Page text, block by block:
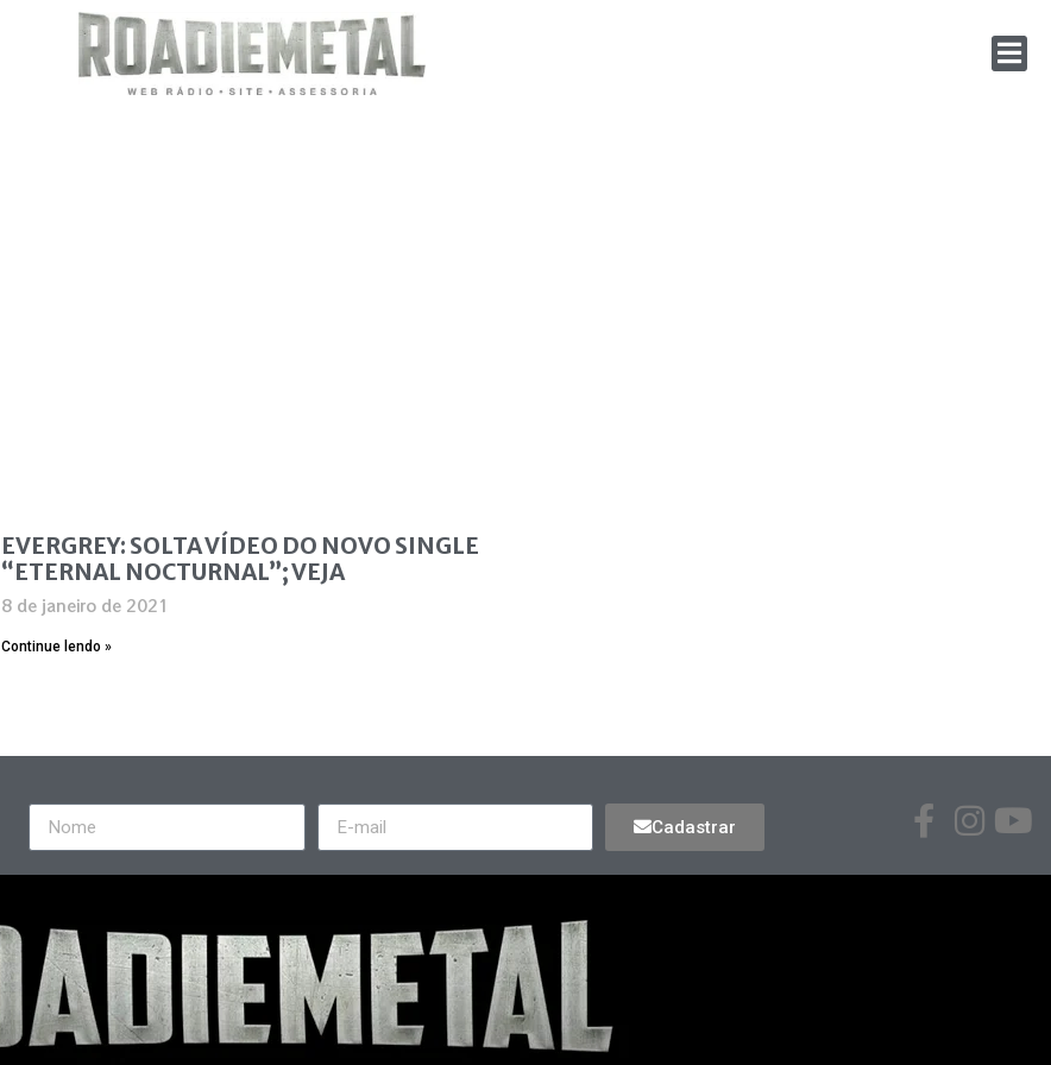
EVERGREY: SOLTA VÍDEO DO NOVO SINGLE
“ETERNAL NOCTURNAL”; VEJA
8 de janeiro de 2021
Continue lendo »
Cadastrar